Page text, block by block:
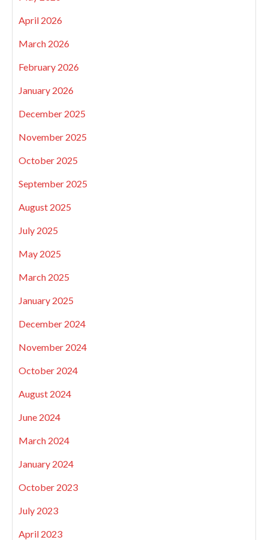
April 2026
March 2026
February 2026
January 2026
December 2025
November 2025
October 2025
September 2025
August 2025
July 2025
May 2025
March 2025
January 2025
December 2024
November 2024
October 2024
August 2024
June 2024
March 2024
January 2024
October 2023
July 2023
April 2023